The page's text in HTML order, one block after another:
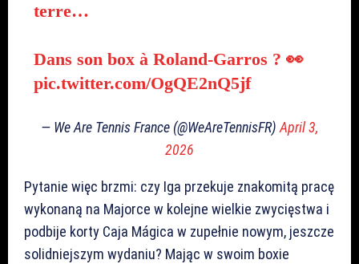
terre…
Dans son box à Roland-Garros ? 👀
pic.twitter.com/OgQE2nQ5jf
— We Are Tennis France (@WeAreTennisFR)April 3,
2026
Pytanie więc brzmi: czy Iga przekuje znakomitą pracę
wykonaną na Majorce w kolejne wielkie zwycięstwa i
podbije korty Caja Mágica w zupełnie nowym, jeszcze
solidniejszym wydaniu? Mając w swoim boxie